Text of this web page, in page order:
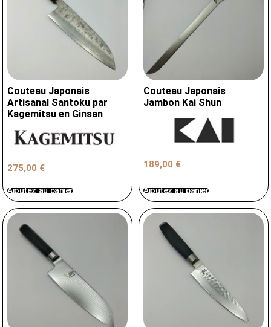
Couteau Japonais
Artisanal Santoku par
Kagemitsu en Ginsan
275,00 €
Ajoutez au panier
Couteau Japonais
Jambon Kai Shun
189,00 €
Ajoutez au panier